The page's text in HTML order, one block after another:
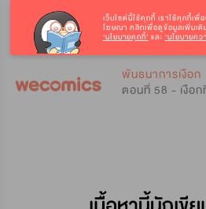
พันธนาการเงือก
ตอนที่ 58 - เงือ
เว็บไซต์นี้ใช้คุกกี้ เราใช้คุกกี้เพื่
โฆษณา คลิกเพื่อดูข้อมูลเพิ่มเติ
‘นโยบายคุกกี้’ และ ‘นโยบายค